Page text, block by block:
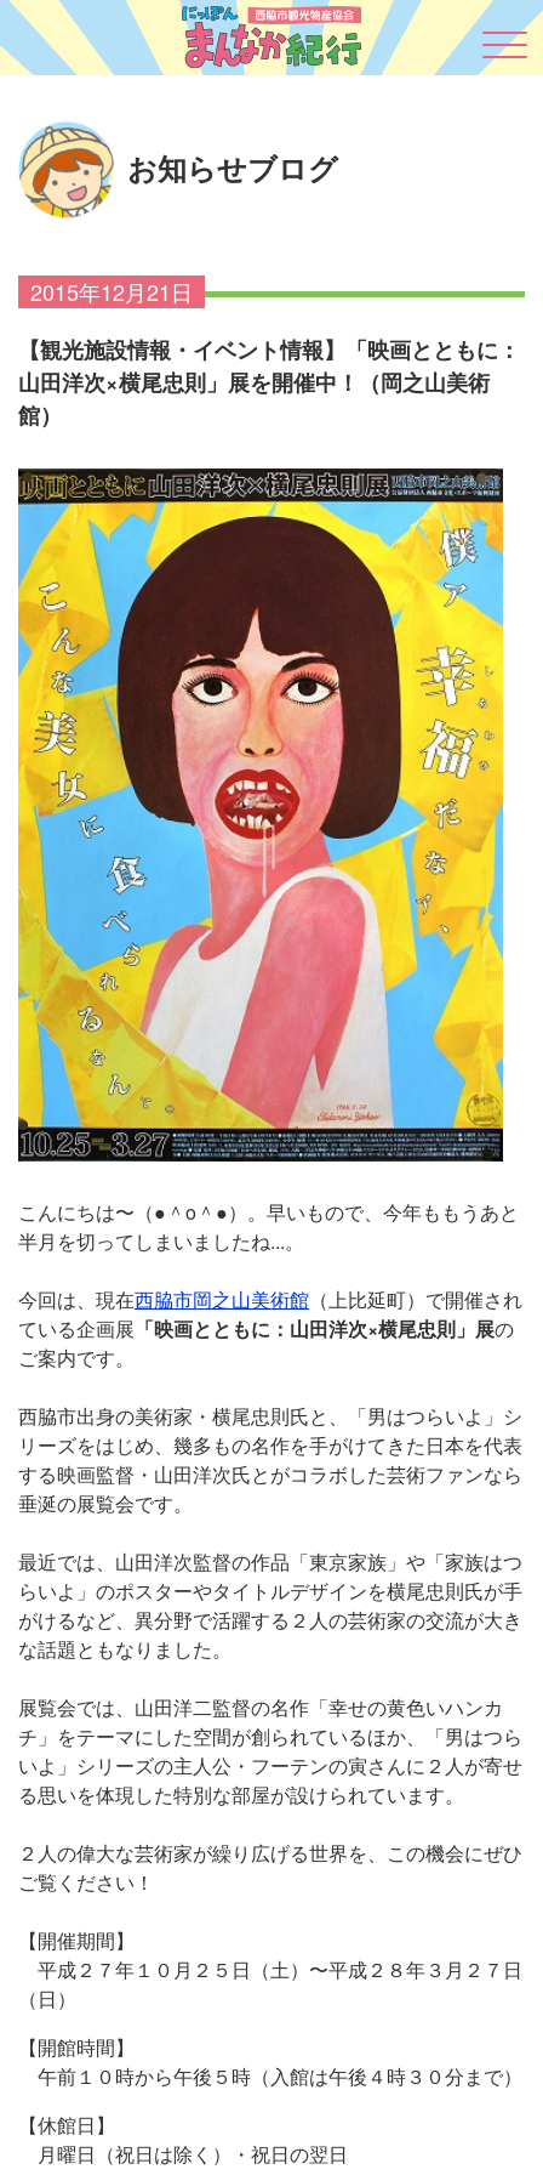
お知らせブログ
【観光施設情報・イベント情報】「映画とともに：
山田洋次×横尾忠則」展を開催中！（岡之山美術
館）
2015年12月21日
こんにちは〜（●＾o＾●）。早いもので、今年ももうあと
半月を切ってしまいましたね...。
今回は、現在西脇市岡之山美術館 （上比延町）で開催され
ている企画展 「映画とともに：山田洋次×横尾忠則」展の
ご案内です。
西脇市出身の美術家・横尾忠則氏と、「男はつらいよ」シ
リーズをはじめ、幾多もの名作を手がけてきた日本を代表
する映画監督・山田洋次氏とがコラボした芸術ファンなら
垂涎の展覧会です。
最近では、山田洋次監督の作品「東京家族」や「家族はつ
らいよ」のポスターやタイトルデザインを横尾忠則氏が手
がけるなど、異分野で活躍する２人の芸術家の交流が大き
な話題ともなりました。
展覧会では、山田洋二監督の名作「幸せの黄色いハンカ
チ」をテーマにした空間が創られているほか、「男はつら
いよ」シリーズの主人公・フーテンの寅さんに２人が寄せ
る思いを体現した特別な部屋が設けられています。
２人の偉大な芸術家が繰り広げる世界を、この機会にぜひ
ご覧ください！
【開催期間】
平成２７年１０月２５日（土）〜平成２８年３月２７日
（日）
【開館時間】
午前１０時から午後５時（入館は午後４時３０分まで）
【休館日】
月曜日（祝日は除く）・祝日の翌日